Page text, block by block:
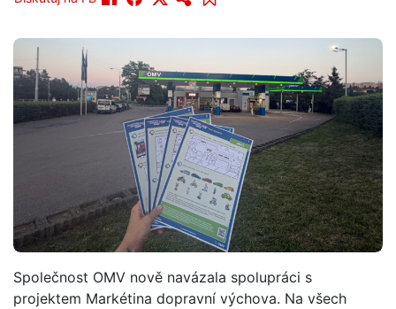
Společnost OMV nově navázala spolupráci s
projektem Markétina dopravní výchova. Na všech